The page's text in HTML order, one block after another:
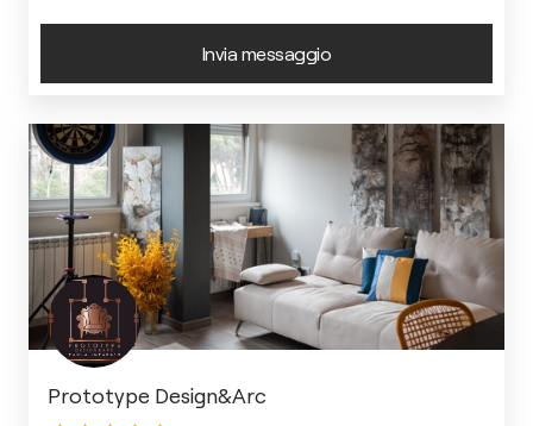
Invia messaggio
Prototype Design&Arc